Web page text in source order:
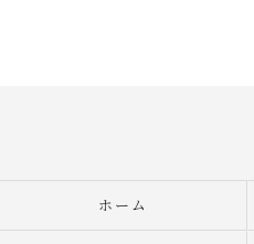
ホーム